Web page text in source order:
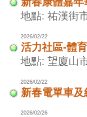
地點: 祐漢街
2026/02/22
活力社區-體
地點: 望廈山
2026/02/22
新春電單車
2026/02/26